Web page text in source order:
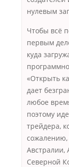
нулевым
Чтобы всё
первым
куда
«Открыть
дает
любое
поэтому
трейдера,
сожалению,
Австралии,
Северной